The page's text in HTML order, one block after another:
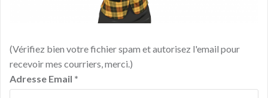
(Vérifiez bien votre fichier spam et autorisez l'email pour
recevoir mes courriers, merci.)
Adresse Email *